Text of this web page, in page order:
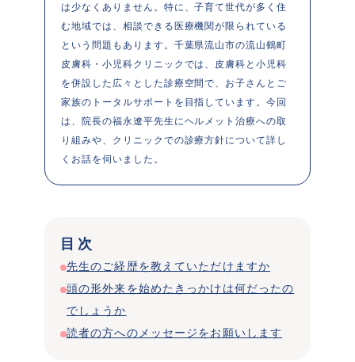
は少なくありません。特に、子育て世代が多く住
む地域では、相談できる医療機関が限られている
という問題もあります。千葉県流山市の流山鶴町
皮膚科・小児科クリニックでは、皮膚科と小児科
を併設した広々とした診療空間で、お子さんとご
家族のトータルサポートを目指しています。今回
は、院長の福永遼平先生にヘルメット治療への取
り組みや、クリニックでの診療方針について詳し
目次
先生のご経歴を教えていただけますか
頭の形外来を始めたきっかけは何だったの
でしょうか
読者の方へのメッセージをお願いします